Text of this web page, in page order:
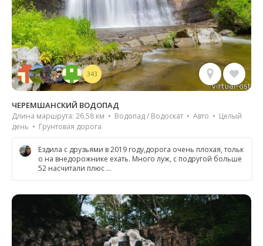
343
ЧЕРЕМШАНСКИЙ ВОДОПАД
Длина маршрута: 26.58 км • Водопад / Водоскат • Авто • Целый
день • Грунтовая дорога
Ездила с друзьями в 2019 году,дорога очень плохая, тольк
о на внедорожнике ехать. Много луж, с подругой больше
52 насчитали плюс …